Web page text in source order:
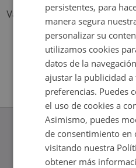
Vaya, parece que el inmueble
disponible, pero tenemos
Volver a
persistentes, para
manera segura
personalizar su
utilizamos cookies
datos de la
ajustar la publicidad a
preferencias. Puedes
el uso de cookies a
Asimismo, puedes
de consentimiento
visitando nuestra
obtener más